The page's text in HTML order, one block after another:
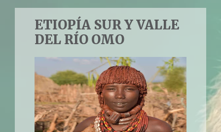
ETIOPÍA SUR Y VALLE
DEL RÍO OMO